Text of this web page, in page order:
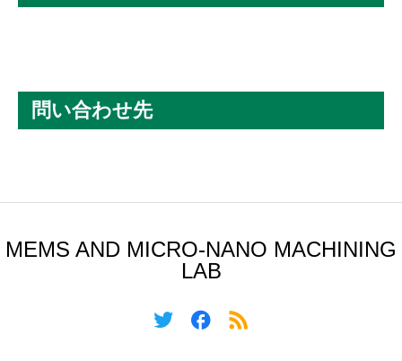
問い合わせ先
MEMS AND MICRO-NANO MACHINING
LAB